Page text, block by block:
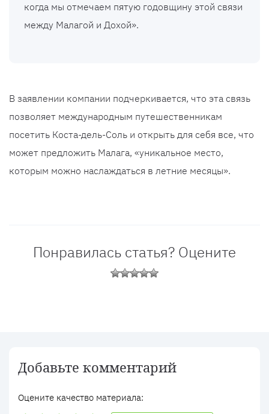
когда мы отмечаем пятую годовщину этой связи
между Малагой и Дохой».
В заявлении компании подчеркивается, что эта связь
позволяет международным путешественникам
посетить Коста-дель-Соль и открыть для себя все, что
может предложить Малага, «уникальное место,
которым можно наслаждаться в летние месяцы».
Понравилась статья? Оцените
Добавьте комментарий
Оцените качество материала: